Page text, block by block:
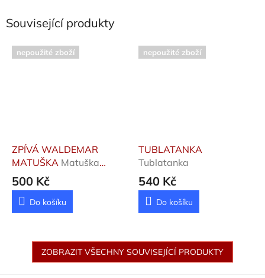
Související produkty
nepoužité zboží
ZPÍVÁ WALDEMAR
MATUŠKA Matuška
Waldemar
500 Kč
Do košíku
nepoužité zboží
TUBLATANKA
Tublatanka
540 Kč
Do košíku
ZOBRAZIT VŠECHNY SOUVISEJÍCÍ PRODUKTY